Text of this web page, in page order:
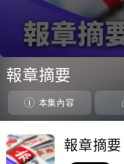
seconds
of
11
minutes,
32
seconds
報章摘要
本集內容
報章摘要